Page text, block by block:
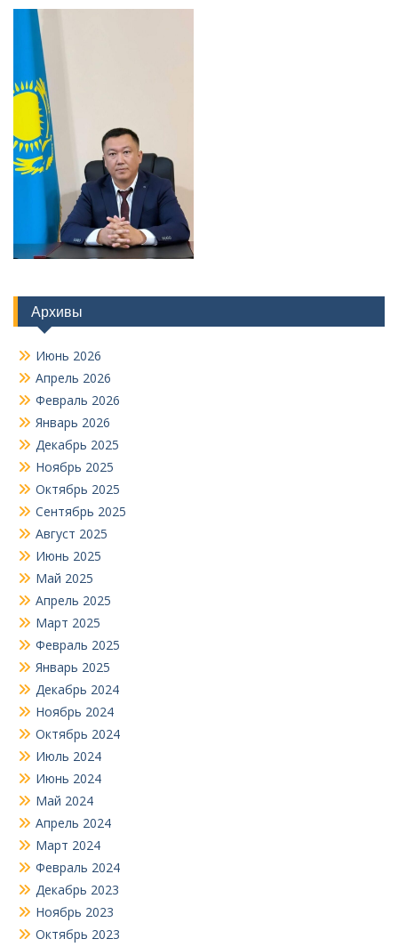
Архивы
Июнь 2026
Апрель 2026
Февраль 2026
Январь 2026
Декабрь 2025
Ноябрь 2025
Октябрь 2025
Сентябрь 2025
Август 2025
Июнь 2025
Май 2025
Апрель 2025
Март 2025
Февраль 2025
Январь 2025
Декабрь 2024
Ноябрь 2024
Октябрь 2024
Июль 2024
Июнь 2024
Май 2024
Апрель 2024
Март 2024
Февраль 2024
Декабрь 2023
Ноябрь 2023
Октябрь 2023